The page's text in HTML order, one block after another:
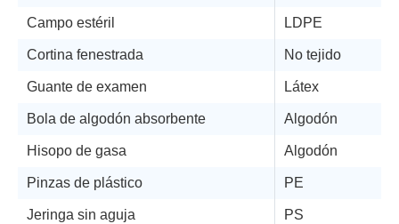
Campo estéril LDPE
Cortina fenestrada No tejido
Guante de examen Látex
Bola de algodón absorbente Algodón
Hisopo de gasa Algodón
Pinzas de plástico PE
Jeringa sin aguja PS